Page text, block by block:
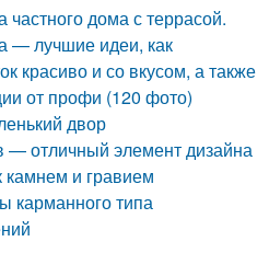
частного дома с террасой.
— лучшие идеи, как
красиво и со вкусом, а также
от профи (120 фото)
двор
— отличный элемент дизайна
и гравием
карманного типа